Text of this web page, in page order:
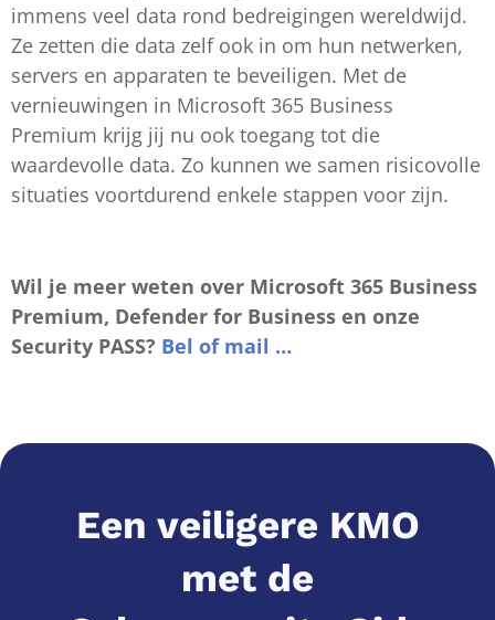
immens veel data rond bedreigingen wereldwijd.
Ze zetten die data zelf ook in om hun netwerken,
servers en apparaten te beveiligen. Met de
vernieuwingen in Microsoft 365 Business
Premium krijg jij nu ook toegang tot die
waardevolle data. Zo kunnen we samen risicovolle
situaties voortdurend enkele stappen voor zijn.
Wil je meer weten over Microsoft 365 Business
Premium, Defender for Business en onze
Security PASS? Bel of mail …
Een veiligere KMO
met de